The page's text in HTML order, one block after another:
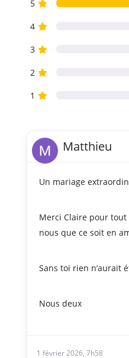
5
4
3
2
1
Matthieu
Un mariage
Merci Claire pour
nous que ce soit en
Sans toi rien n’aurait
Nous deux
1 février 2026, 7h58